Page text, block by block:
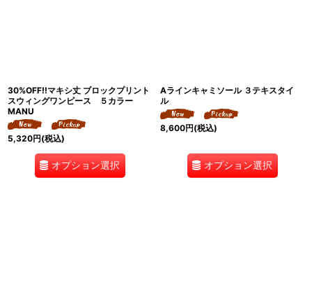
30%OFF!!マキシ丈 ブロックプリント
スウィングワンピース ５カラー
MANU
5,320円(税込)
オプション選択
Aラインキャミソール ３テキスタイ
ル
8,600円(税込)
オプション選択